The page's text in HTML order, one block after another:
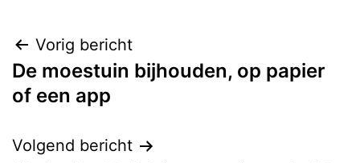
Vorig bericht
De moestuin bijhouden, op papier
of een app
Volgend bericht